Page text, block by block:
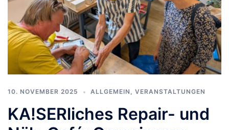
10. NOVEMBER 2025 ALLGEMEIN , VERANSTALTUNGEN
KA!SERliches Repair- und